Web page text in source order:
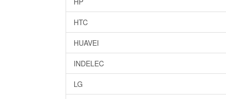
HTC
HUAVEI
INDELEC
LG